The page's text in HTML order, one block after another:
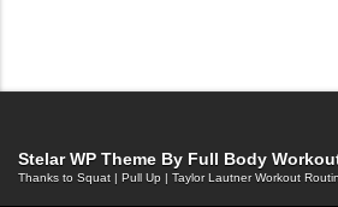
Stelar WP Theme By Full Body
Thanks to Squat | Pull Up | Taylor Lautner Workout